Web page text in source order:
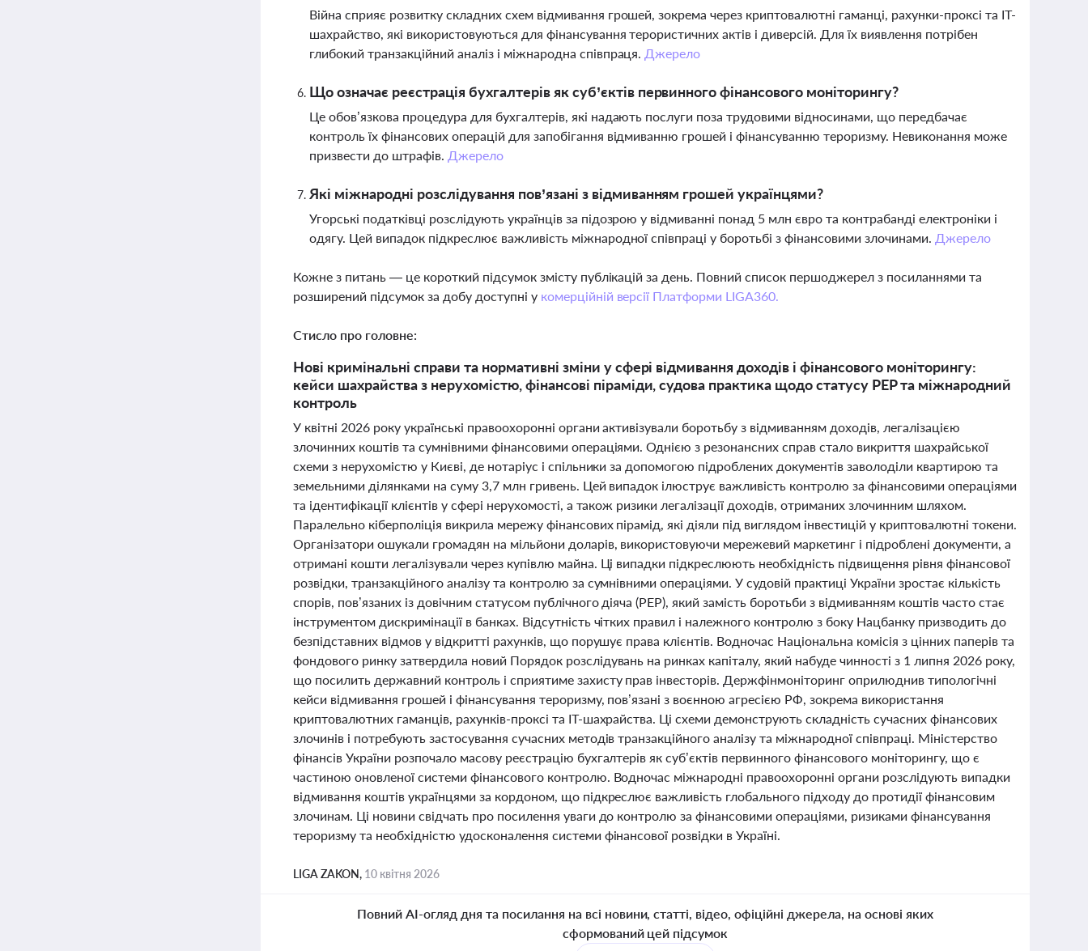
Війна сприяє розвитку складних схем відмивання грошей, зокрема через криптовалютні гаманці, рахунки-проксі та IT-
шахрайство, які використовуються для фінансування терористичних актів і диверсій. Для їх виявлення потрібен
глибокий транзакційний аналіз і міжнародна співпраця. Джерело
Що означає реєстрація бухгалтерів як суб’єктів первинного фінансового моніторингу?
Це обов’язкова процедура для бухгалтерів, які надають послуги поза трудовими відносинами, що передбачає
контроль їх фінансових операцій для запобігання відмиванню грошей і фінансуванню тероризму. Невиконання може
призвести до штрафів. Джерело
Які міжнародні розслідування пов’язані з відмиванням грошей українцями?
Угорські податківці розслідують українців за підозрою у відмиванні понад 5 млн євро та контрабанді електроніки і
одягу. Цей випадок підкреслює важливість міжнародної співпраці у боротьбі з фінансовими злочинами. Джерело
Кожне з питань — це короткий підсумок змісту публікацій за день. Повний список першоджерел з посиланнями та
розширений підсумок за добу доступні у комерційній версії Платформи LIGA360.
Стисло про головне:
Нові кримінальні справи та нормативні зміни у сфері відмивання доходів і фінансового моніторингу:
кейси шахрайства з нерухомістю, фінансові піраміди, судова практика щодо статусу PEP та міжнародний
контроль
У квітні 2026 року українські правоохоронні органи активізували боротьбу з відмиванням доходів, легалізацією
злочинних коштів та сумнівними фінансовими операціями. Однією з резонансних справ стало викриття шахрайської
схеми з нерухомістю у Києві, де нотаріус і спільники за допомогою підроблених документів заволоділи квартирою та
земельними ділянками на суму 3,7 млн гривень. Цей випадок ілюструє важливість контролю за фінансовими операціями
та ідентифікації клієнтів у сфері нерухомості, а також ризики легалізації доходів, отриманих злочинним шляхом.
Паралельно кіберполіція викрила мережу фінансових пірамід, які діяли під виглядом інвестицій у криптовалютні токени.
Організатори ошукали громадян на мільйони доларів, використовуючи мережевий маркетинг і підроблені документи, а
отримані кошти легалізували через купівлю майна. Ці випадки підкреслюють необхідність підвищення рівня фінансової
розвідки, транзакційного аналізу та контролю за сумнівними операціями. У судовій практиці України зростає кількість
спорів, пов’язаних із довічним статусом публічного діяча (PEP), який замість боротьби з відмиванням коштів часто стає
інструментом дискримінації в банках. Відсутність чітких правил і належного контролю з боку Нацбанку призводить до
безпідставних відмов у відкритті рахунків, що порушує права клієнтів. Водночас Національна комісія з цінних паперів та
фондового ринку затвердила новий Порядок розслідувань на ринках капіталу, який набуде чинності з 1 липня 2026 року,
що посилить державний контроль і сприятиме захисту прав інвесторів. Держфінмоніторинг оприлюднив типологічні
кейси відмивання грошей і фінансування тероризму, пов’язані з воєнною агресією РФ, зокрема використання
криптовалютних гаманців, рахунків-проксі та IT-шахрайства. Ці схеми демонструють складність сучасних фінансових
злочинів і потребують застосування сучасних методів транзакційного аналізу та міжнародної співпраці. Міністерство
фінансів України розпочало масову реєстрацію бухгалтерів як суб’єктів первинного фінансового моніторингу, що є
частиною оновленої системи фінансового контролю. Водночас міжнародні правоохоронні органи розслідують випадки
відмивання коштів українцями за кордоном, що підкреслює важливість глобального підходу до протидії фінансовим
злочинам. Ці новини свідчать про посилення уваги до контролю за фінансовими операціями, ризиками фінансування
тероризму та необхідністю удосконалення системи фінансової розвідки в Україні.
LIGA ZAKON, 10 квітня 2026
Повний AI-огляд дня та посилання на всі новини, статті, відео, офіційні джерела, на основі яких
сформований цей підсумок